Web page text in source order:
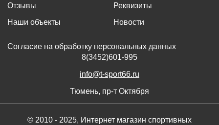
Отзывы
Наши объекты
Реквизиты
Новости
Согласие на обработку персональных данных
8(3452)601-995
info@t-sport66.ru
Тюмень, пр-т Октября
© 2010 - 2025, Интернет магазин спортивных